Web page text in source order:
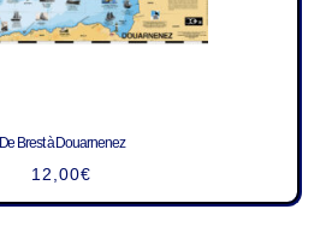
De Brest à Douarnenez
12,00€